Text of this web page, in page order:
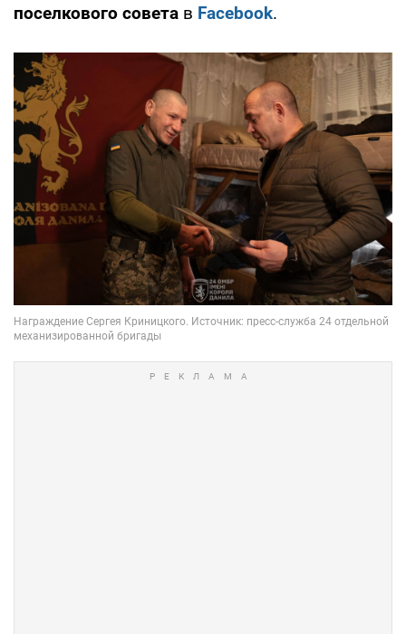
поселкового совета в Facebook.